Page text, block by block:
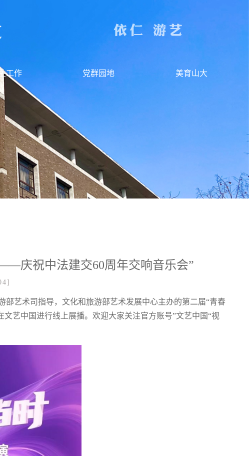
工作 党群园地 美育山大
庆祝中法建交60周年交响音乐会”
]
部艺术司指导，文化和旅游部艺术发展中心主办的第二届“青春
文艺中国进行线上展播。欢迎大家关注官方账号”文艺中国“视